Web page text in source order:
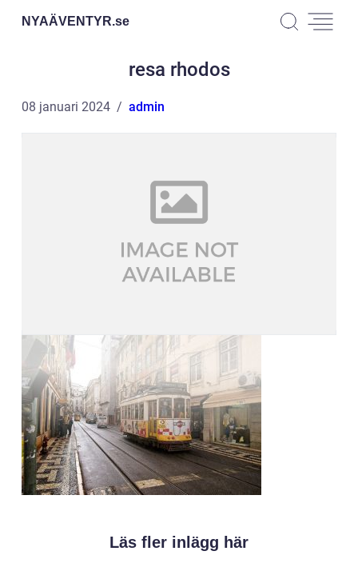
NYAÄVENTYR.se
resa rhodos
08 januari 2024 admin
Läs fler inlägg här